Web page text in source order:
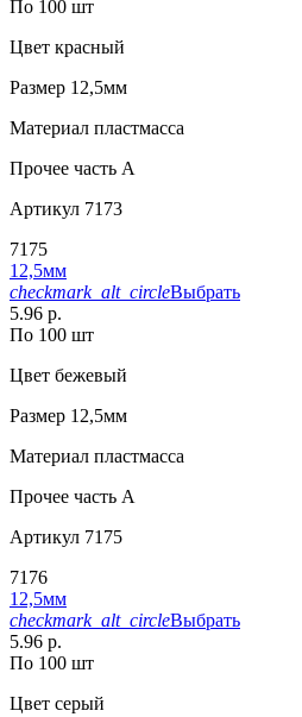
По 100 шт
Цвет красный
Размер 12,5мм
Материал пластмасса
Прочее часть A
Артикул 7173
7175
12,5мм
checkmark_alt_circleВыбрать
5.96 р.
По 100 шт
Цвет бежевый
Размер 12,5мм
Материал пластмасса
Прочее часть A
Артикул 7175
7176
12,5мм
checkmark_alt_circleВыбрать
5.96 р.
По 100 шт
Цвет серый